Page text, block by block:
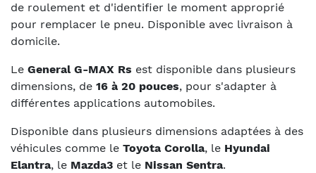
de roulement et d'identifier le moment approprié
pour remplacer le pneu. Disponible avec livraison à
domicile.
Le General G-MAX Rs est disponible dans plusieurs
dimensions, de 16 à 20 pouces, pour s'adapter à
différentes applications automobiles.
Disponible dans plusieurs dimensions adaptées à des
véhicules comme le Toyota Corolla, le Hyundai
Elantra, le Mazda3 et le Nissan Sentra.